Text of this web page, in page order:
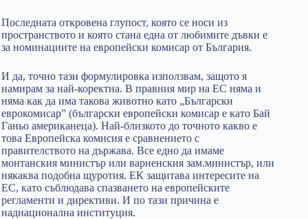
Последната откровена глупост, която се носи из
пространството и която стана една от любимите дъвки е
за номинациите на европейски комисар от България.
И да, точно тази формулировка използвам, защото я
намирам за най-коректна. В правния мир на ЕС няма и
няма как да има такова животно като „Български
еврокомисар” (български европейски комисар е като Бай
Ганьо американеца). Най-близкото до точното какво е
това Европейска комисия е сравнението с
правителството на държава. Все едно да имаме
монтанския министър или варненския зам.министър, или
някаква подобна щуротия. ЕК защитава интересите на
ЕС, като съблюдава спазването на европейските
регламенти и директиви. И по тази причина е
наднационална институция.